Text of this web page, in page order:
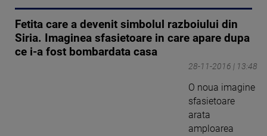
Fetita care a devenit simbolul razboiului din
Siria. Imaginea sfasietoare in care apare dupa
ce i-a fost bombardata casa
28-11-2016 | 13:48
O noua imagine
sfasietoare
arata
amploarea